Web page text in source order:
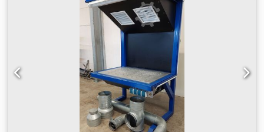
900mm mit T-Nuten alternativ mit aufgeschraubter
massiver Lochplatte 2000 x 1000 x 200mm, Dicke 20mm,
Lochraster 100mm, Durchmesser28mm Hoehe waagrecht
min. 0,65m, max. 1,25m Csdpfex Th A Hex Amgsrf Hoehe
gekippt min. 0,45m, max. 0,95m Geschwindigkeit von 0,01 -
1,1 U/min Neigung bis 135° Hand und Doppel -
Fussfernbedienung mit Geschwindigkeitsanzeige sehr
robust Preis ist ohne Zubehör, Zubehör mit sehr
günstigem Aufpreis Tischplatte Aufpreis 1900.-€ (nur in
Verbindung mit Positionierer)